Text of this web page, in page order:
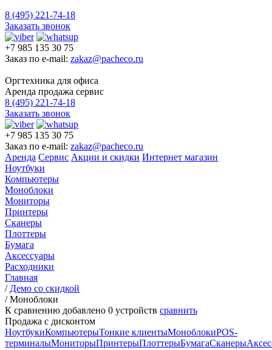
8 (495) 221-74-18
Заказать звонок
+7 985 135 30 75
Заказ по e-mail: zakaz@pacheco.ru
Оргтехника для офиса
Аренда продажа сервис
8 (495) 221-74-18
Заказать звонок
+7 985 135 30 75
Заказ по e-mail: zakaz@pacheco.ru
Аренда Сервис Акции и скидки Интернет магазин
Ноутбуки
Компьютеры
Моноблоки
Мониторы
Принтеры
Сканеры
Плоттеры
Бумага
Аксессуары
Расходники
Главная
/ Демо со скидкой
/Моноблоки
К сравнению добавлено 0 устройств сравнить
Продажа с дисконтом
НоутбукиКомпьютерыТонкие клиентыМоноблокиPOS-
терминалыМониторыПринтерыПлоттерыБумагаСканеры